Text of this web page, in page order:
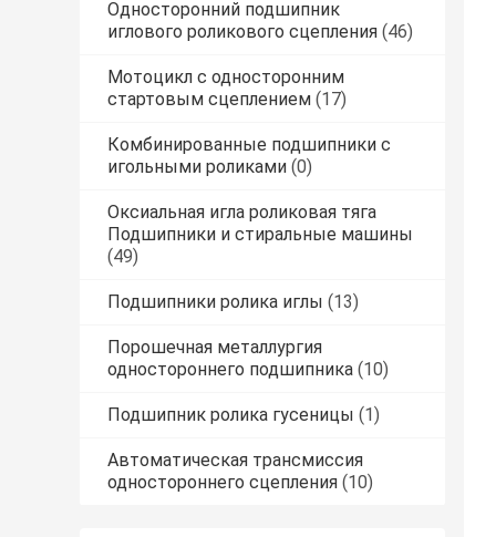
Односторонний подшипник
иглового роликового сцепления (46)
Мотоцикл с односторонним
стартовым сцеплением (17)
Комбинированные подшипники с
игольными роликами (0)
Оксиальная игла роликовая тяга
Подшипники и стиральные машины
(49)
Подшипники ролика иглы (13)
Порошечная металлургия
одностороннего подшипника (10)
Подшипник ролика гусеницы (1)
Автоматическая трансмиссия
одностороннего сцепления (10)